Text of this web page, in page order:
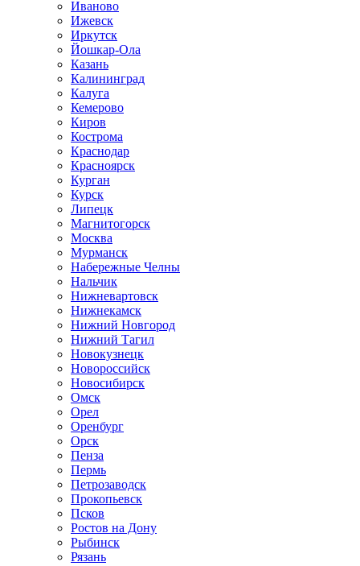
Иваново
Ижевск
Иркутск
Йошкар-Ола
Казань
Калининград
Калуга
Кемерово
Киров
Кострома
Краснодар
Красноярск
Курган
Курск
Липецк
Магнитогорск
Москва
Мурманск
Набережные Челны
Нальчик
Нижневартовск
Нижнекамск
Нижний Новгород
Нижний Тагил
Новокузнецк
Новороссийск
Новосибирск
Омск
Орел
Оренбург
Орск
Пенза
Пермь
Петрозаводск
Прокопьевск
Псков
Ростов на Дону
Рыбинск
Рязань